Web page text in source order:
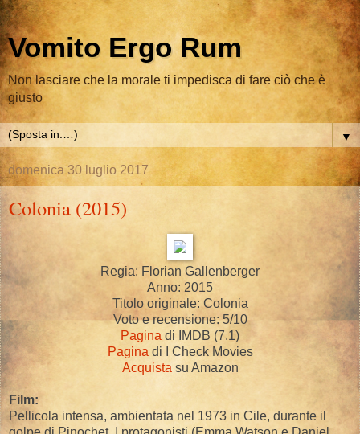
Vomito Ergo Rum
Non lasciare che la morale ti impedisca di fare ciò che è
giusto
▼
domenica 30 luglio 2017
Colonia (2015)
Regia: Florian Gallenberger
Anno: 2015
Titolo originale: Colonia
Voto e recensione: 5/10
Pagina di IMDB (7.1)
Pagina di I Check Movies
Acquista su Amazon
Film:
Pellicola intensa, ambientata nel 1973 in Cile, durante il